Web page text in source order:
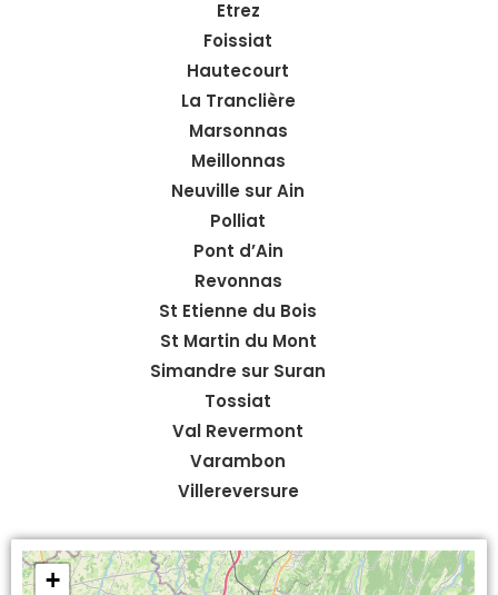
Etrez
Foissiat
Hautecourt
La Tranclière
Marsonnas
Meillonnas
Neuville sur Ain
Polliat
Pont d’Ain
Revonnas
St Etienne du Bois
St Martin du Mont
Simandre sur Suran
Tossiat
Val Revermont
Varambon
Villereversure
+